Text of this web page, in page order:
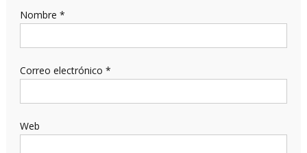
Nombre *
Correo electrónico *
Web